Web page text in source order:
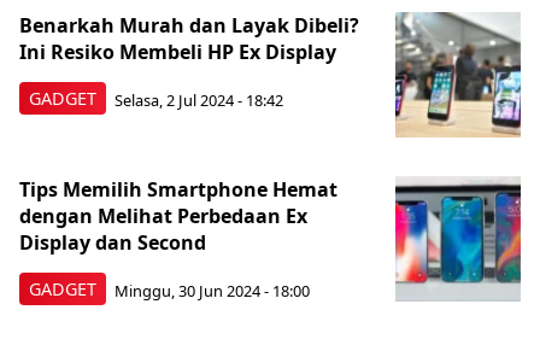
GADGET
Benarkah Murah dan Layak Dibeli?
Ini Resiko Membeli HP Ex Display
Selasa, 2 Jul 2024 - 18:42
GADGET
Tips Memilih Smartphone Hemat
dengan Melihat Perbedaan Ex
Display dan Second
Minggu, 30 Jun 2024 - 18:00